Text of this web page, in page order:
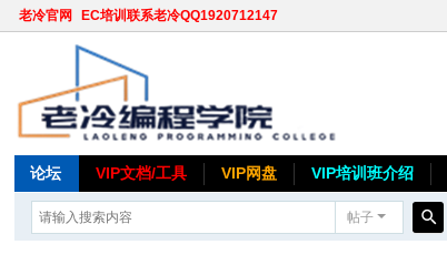
老冷官网 EC培训联系老冷QQ1920712147
论坛 VIP文档/工具 VIP网盘 VIP培训班介绍
帖子